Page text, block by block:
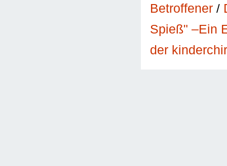
Betroffener /
Spieß" –Ein
der